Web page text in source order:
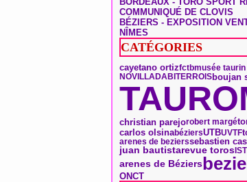
COMMUNIQUÉ DE CLOVIS
BÉZIERS - EXPOSITION
NÎMES
CATÉGORIES
cayetano ortizfctbmusée
NOVILLADABITERROISboujan
christian parejorobert margé
carlos olsinabéziersUTBUVTF
arenes de bezierssebastien
juan bautistarevue toros
arenes de Béziers
ONCT